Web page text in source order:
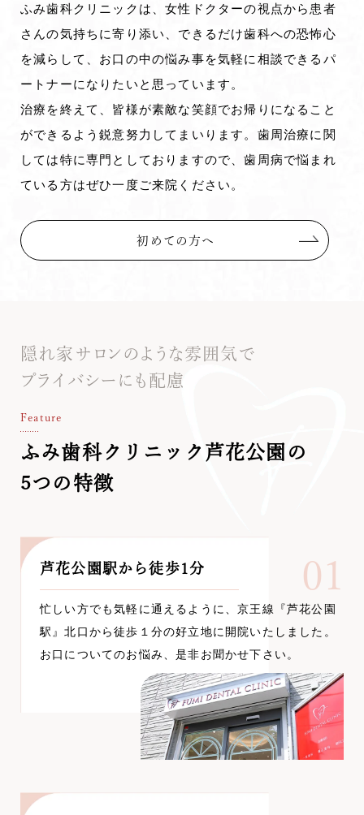
ふみ歯科クリニックは、女性ドクターの視点から患者
さんの気持ちに寄り添い、できるだけ歯科への恐怖心
を減らして、お口の中の悩み事を気軽に相談できるパ
ートナーになりたいと思っています。
治療を終えて、皆様が素敵な笑顔でお帰りになること
ができるよう鋭意努力してまいります。歯周治療に関
しては特に専門としておりますので、歯周病で悩まれ
ている方はぜひ一度ご来院ください。
初めての方へ
隠れ家サロンのような雰囲気で
プライバシーにも配慮
Feature
ふみ歯科クリニック芦花公園の
5つの特徴
芦花公園駅から徒歩1分 01
忙しい方でも気軽に通えるように、京王線『芦花公園
駅』北口から徒歩１分の好立地に開院いたしました。
お口についてのお悩み、是非お聞かせ下さい。